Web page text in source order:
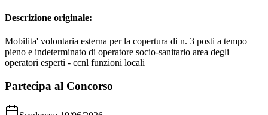
Descrizione originale:
Mobilita' volontaria esterna per la copertura di n. 3 posti a tempo
pieno e indeterminato di operatore socio-sanitario area degli
operatori esperti - ccnl funzioni locali
Partecipa al Concorso